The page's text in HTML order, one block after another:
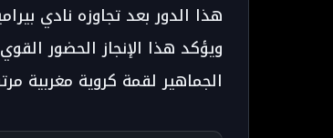
هذا الدور بعد تجاوزه نادي
ويؤكد هذا الإنجاز الحضور
الجماهير لقمة كروية مغربية